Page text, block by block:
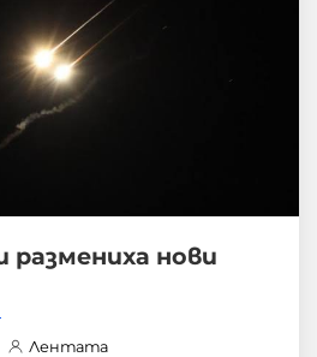
нови
Лентата